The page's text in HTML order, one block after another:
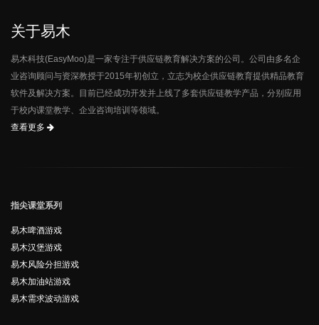
关于易木
易木科技(EasyMoo)是一家专注于供应链教育解决方案的公司。公司由多名企
业咨询顾问与资深教授于2015年初创立，立志为校企供应链教育提供精品教育
软件及解决方案。目前已经成功开发并上线了多套供应链教学产品，分别应用
于校内课堂教学、企业咨询培训等领域。
查看更多
指尖课堂系列
易木啤酒游戏
易木汉堡游戏
易木风险分担游戏
易木加油站游戏
易木需求波动游戏